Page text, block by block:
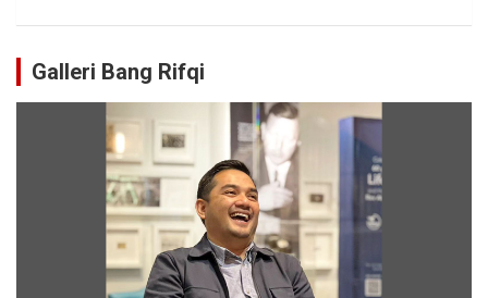
Galleri Bang Rifqi